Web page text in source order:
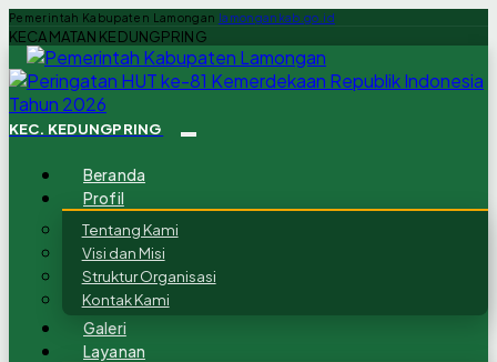
Pemerintah Kabupaten Lamongan lamongankab.go.id
KECAMATAN KEDUNGPRING
KEC. KEDUNGPRING
Beranda
Profil
Tentang Kami
Visi dan Misi
Struktur Organisasi
Kontak Kami
Galeri
Layanan